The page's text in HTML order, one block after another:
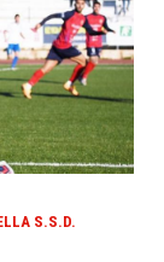
S.S.D.